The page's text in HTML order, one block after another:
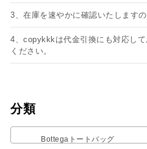
3、在庫を速やかに確認いたします
4、copykkkは代金引換にも対応し
ください。
分類
Bottegaトートバッグ